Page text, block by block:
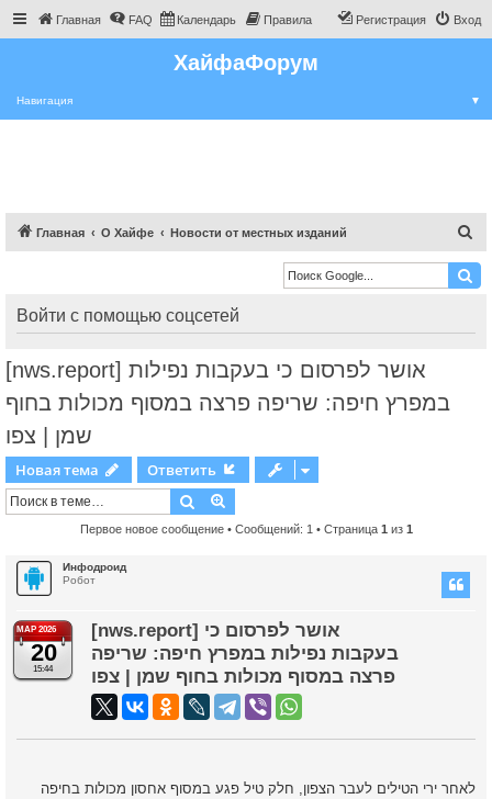
Главная FAQ Календарь Правила Вход
Регистрация
ХайфаФорум
Навигация ▼
Главная О Хайфе Новости от местных изданий
и
к
Войти с помощью соцсетей
[nws.report] אושר לפרסום כי בעקבות נפילות
במפרץ חיפה: שריפה פרצה במסוף מכולות בחוף
שמן | צפו
Новая тема
Ответить
Поиск
Первое новое сообщение• Сообщений: 1 • Страница 1 из 1
Инфодроид
Робот
МАР 2026
20
15:44
[nws.report] אושר לפרסום כי
בעקבות נפילות במפרץ חיפה: שריפה
פרצה במסוף מכולות בחוף שמן | צפו
לאחר ירי הטילים לעבר הצפון, חלק טיל פגע במסוף אחסון מכולות בחיפה